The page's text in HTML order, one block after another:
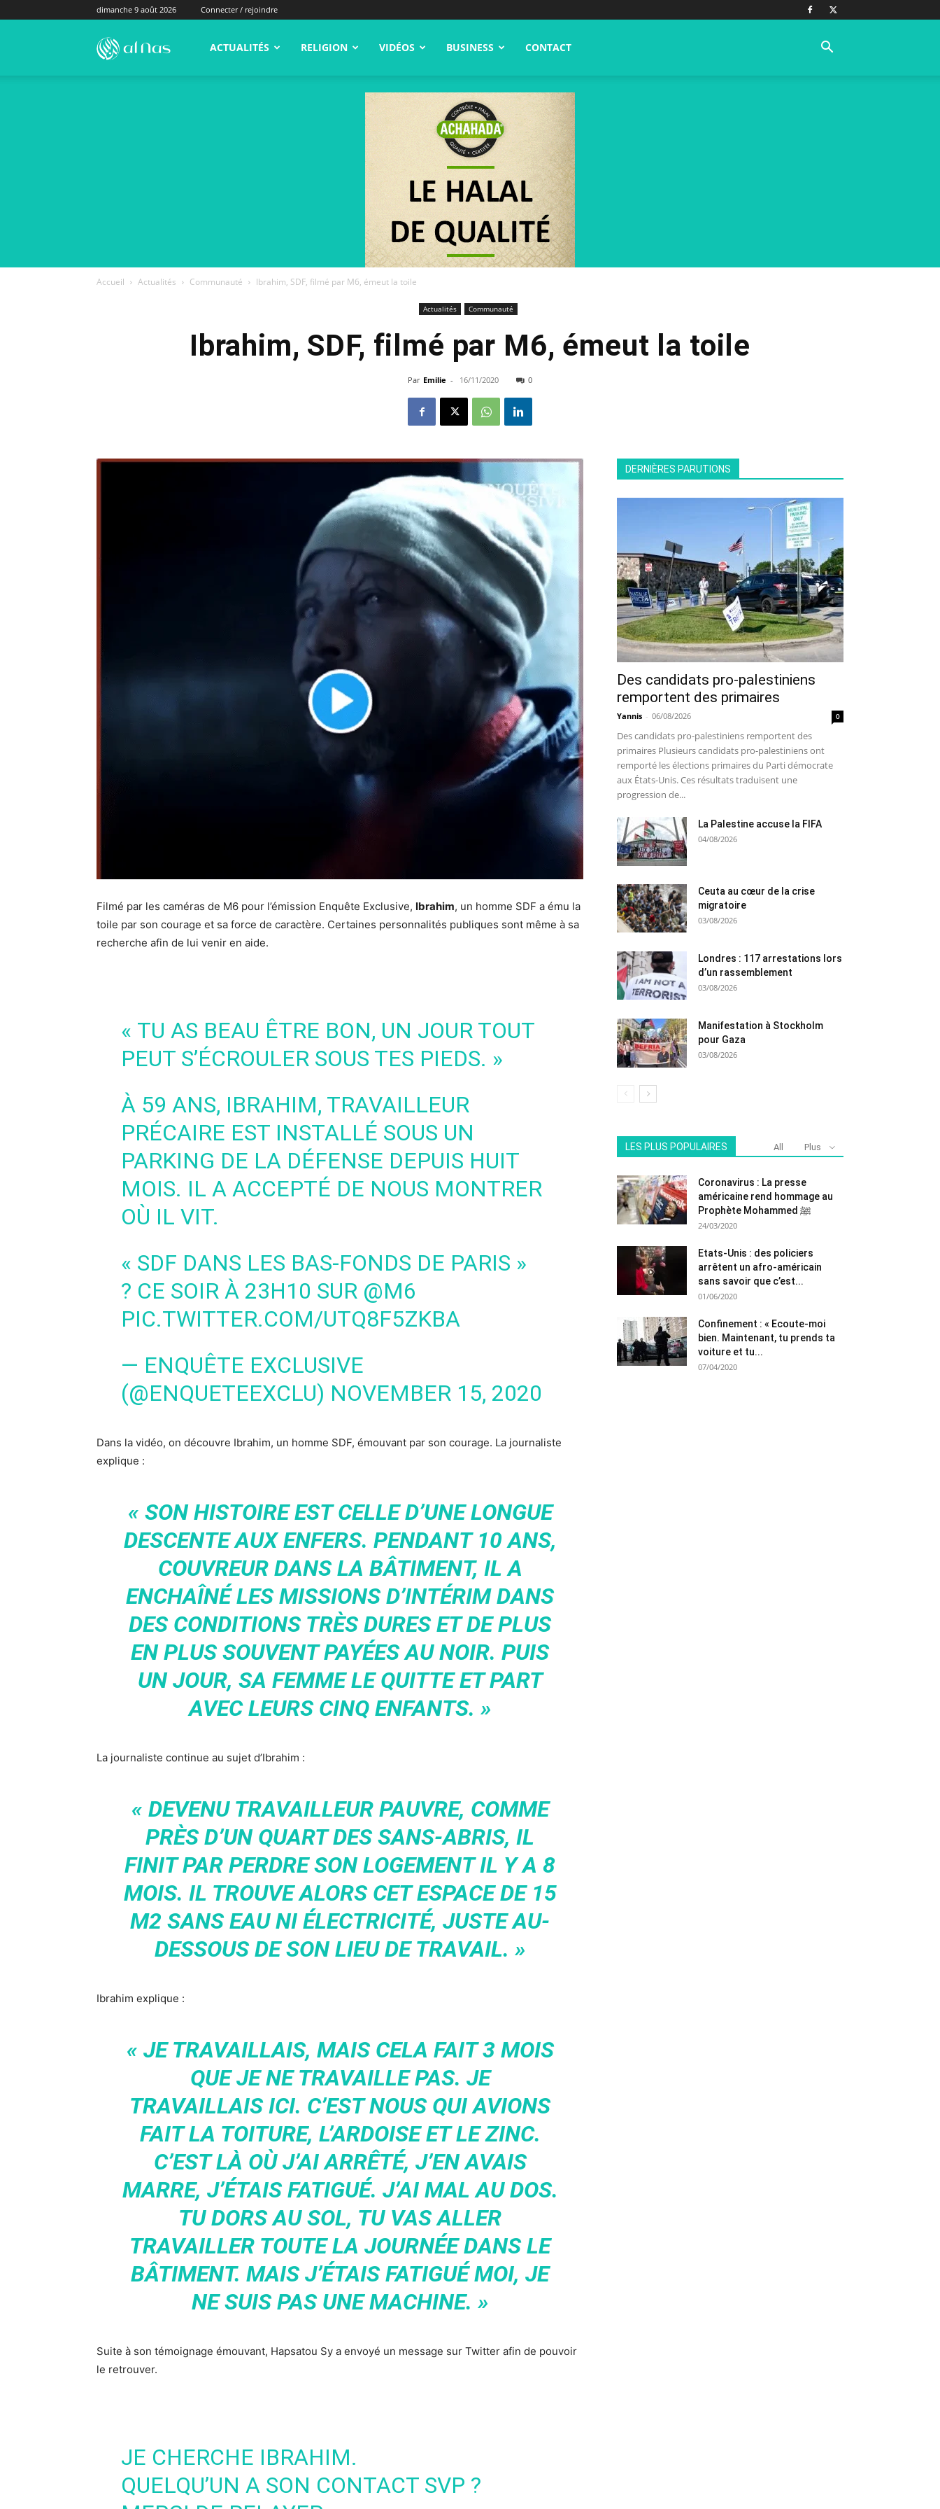
dimanche 9 août 2026 Connecter / rejoindre
alNas.fr ACTUALITÉS RELIGION VIDÉOS BUSINESS CONTACT
Accueil Actualités Communauté Ibrahim, SDF, filmé par M6, émeut la toile
Actualités Communauté
Ibrahim, SDF, filmé par M6, émeut la toile
Par Emilie - 16/11/2020 0
Filmé par les caméras de M6 pour l’émission Enquête Exclusive, Ibrahim, un homme SDF a ému la
toile par son courage et sa force de caractère. Certaines personnalités publiques sont même à sa
recherche afin de lui venir en aide.
« TU AS BEAU ÊTRE BON, UN JOUR TOUT
PEUT S’ÉCROULER SOUS TES PIEDS. »
À 59 ANS, IBRAHIM, TRAVAILLEUR
PRÉCAIRE EST INSTALLÉ SOUS UN
PARKING DE LA DÉFENSE DEPUIS HUIT
MOIS. IL A ACCEPTÉ DE NOUS MONTRER
OÙ IL VIT.
« SDF DANS LES BAS-FONDS DE PARIS »
? CE SOIR À 23H10 SUR @M6
PIC.TWITTER.COM/UTQ8F5ZKBA
— ENQUÊTE EXCLUSIVE
(@ENQUETEEXCLU) NOVEMBER 15, 2020
Dans la vidéo, on découvre Ibrahim, un homme SDF, émouvant par son courage. La journaliste
explique :
« SON HISTOIRE EST CELLE D’UNE LONGUE
DESCENTE AUX ENFERS. PENDANT 10 ANS,
COUVREUR DANS LA BÂTIMENT, IL A
ENCHAÎNÉ LES MISSIONS D’INTÉRIM DANS
DES CONDITIONS TRÈS DURES ET DE PLUS
EN PLUS SOUVENT PAYÉES AU NOIR. PUIS
UN JOUR, SA FEMME LE QUITTE ET PART
AVEC LEURS CINQ ENFANTS. »
La journaliste continue au sujet d’Ibrahim :
« DEVENU TRAVAILLEUR PAUVRE, COMME
PRÈS D’UN QUART DES SANS-ABRIS, IL
FINIT PAR PERDRE SON LOGEMENT IL Y A 8
MOIS. IL TROUVE ALORS CET ESPACE DE 15
M2 SANS EAU NI ÉLECTRICITÉ, JUSTE AU-
DESSOUS DE SON LIEU DE TRAVAIL. »
Ibrahim explique :
« JE TRAVAILLAIS, MAIS CELA FAIT 3 MOIS
QUE JE NE TRAVAILLE PAS. JE
TRAVAILLAIS ICI. C’EST NOUS QUI AVIONS
FAIT LA TOITURE, L’ARDOISE ET LE ZINC.
C’EST LÀ OÙ J’AI ARRÊTÉ, J’EN AVAIS
MARRE, J’ÉTAIS FATIGUÉ. J’AI MAL AU DOS.
TU DORS AU SOL, TU VAS ALLER
TRAVAILLER TOUTE LA JOURNÉE DANS LE
BÂTIMENT. MAIS J’ÉTAIS FATIGUÉ MOI, JE
NE SUIS PAS UNE MACHINE. »
Suite à son témoignage émouvant, Hapsatou Sy a envoyé un message sur Twitter afin de pouvoir
le retrouver.
JE CHERCHE IBRAHIM.
QUELQU’UN A SON CONTACT SVP ?
DERNIÈRES PARUTIONS
Des candidats pro-palestiniens
remportent des primaires
Yannis - 06/08/2026 0
Des candidats pro-palestiniens remportent des
primaires Plusieurs candidats pro-palestiniens ont
remporté les élections primaires du Parti démocrate
aux États-Unis. Ces résultats traduisent une
progression de...
La Palestine accuse la FIFA
04/08/2026
Ceuta au cœur de la crise
migratoire
03/08/2026
Londres : 117 arrestations lors
d’un rassemblement
03/08/2026
Manifestation à Stockholm
pour Gaza
03/08/2026
LES PLUS POPULAIRES All Plus
Coronavirus : La presse
américaine rend hommage au
Prophète Mohammed ﷺ
24/03/2020
Etats-Unis : des policiers
arrêtent un afro-américain
sans savoir que c’est...
01/06/2020
Confinement : « Ecoute-moi
bien. Maintenant, tu prends ta
voiture et tu...
07/04/2020